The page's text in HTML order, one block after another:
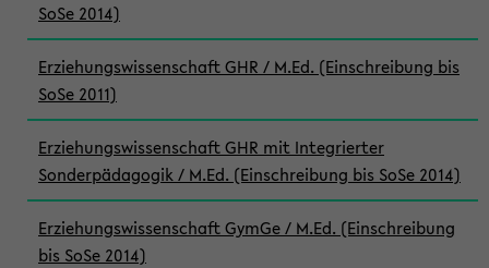
SoSe 2014)
Erziehungswissenschaft GHR / M.Ed. (Einschreibung bis
SoSe 2011)
Erziehungswissenschaft GHR mit Integrierter
Sonderpädagogik / M.Ed. (Einschreibung bis SoSe 2014)
Erziehungswissenschaft GymGe / M.Ed. (Einschreibung
bis SoSe 2014)